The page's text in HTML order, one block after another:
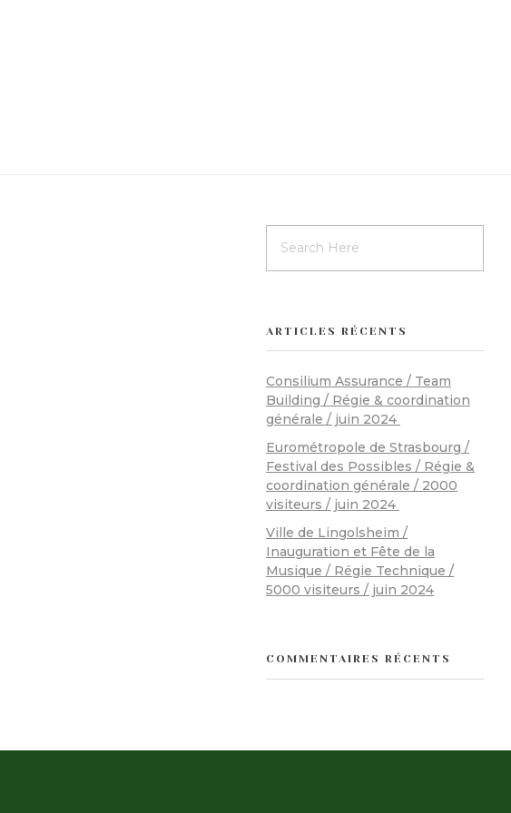
ARTICLES RÉCENTS
Consilium Assurance / Team
Building / Régie & coordination
générale / juin 2024
Eurométropole de Strasbourg /
Festival des Possibles / Régie &
coordination générale / 2000
visiteurs / juin 2024
Ville de Lingolsheim /
Inauguration et Fête de la
Musique / Régie Technique /
5000 visiteurs / juin 2024
COMMENTAIRES RÉCENTS